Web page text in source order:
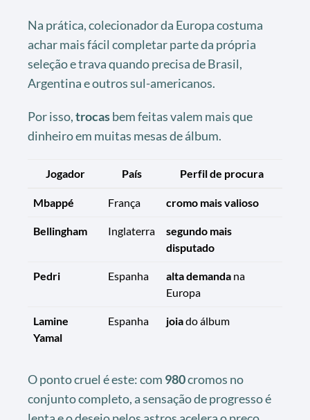
Na prática, colecionador da Europa costuma
achar mais fácil completar parte da própria
seleção e trava quando precisa de Brasil,
Argentina e outros sul-americanos.
Por isso,trocasbem feitas valem mais que
dinheiro em muitas mesas de álbum.
Jogador País Perfil de procura
Mbappé França cromo mais valioso
Bellingham Inglaterra
segundo mais
disputado
Pedri Espanha alta demanda na
Europa
Lamine
Yamal
Espanha joiado álbum
O ponto cruel é este: com 980cromos no
conjunto completo, a sensação de progresso é